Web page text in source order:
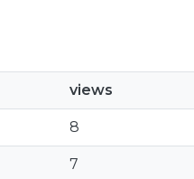
views
8
7